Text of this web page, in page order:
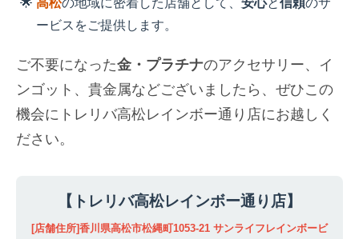
高松の地域に密着した店舗として、 安心と信頼のサ
ービスをご提供します。
ご不要になった金・プラチナのアクセサリー、イ
ンゴット、貴金属などございましたら、ぜひこの
機会にトレリバ高松レインボー通り店にお越しく
ださい。
【トレリバ高松レインボー通り店】
[店舗住所]香川県高松市松縄町1053-21 サンライフレインボービ